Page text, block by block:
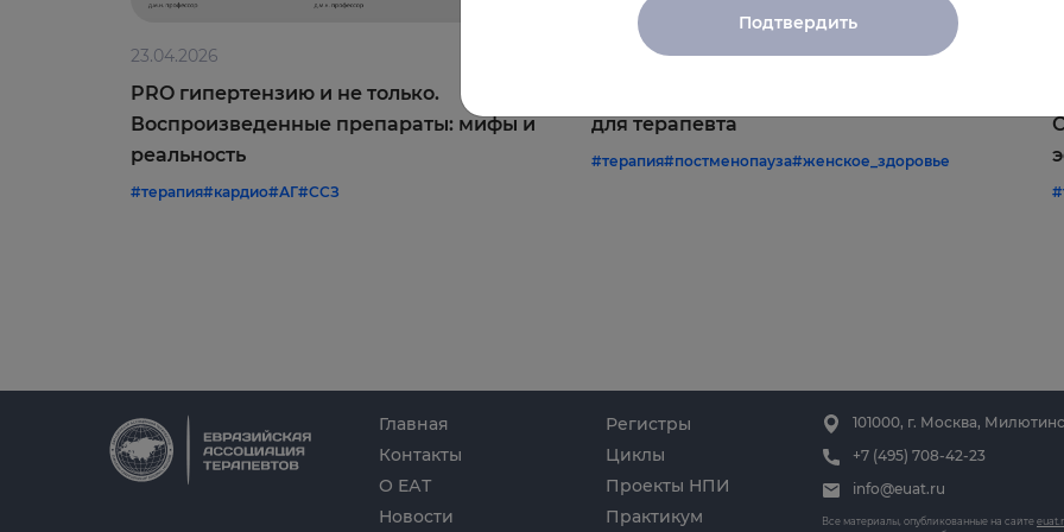
22.06.2026
для терапевта
#терапия#постменопауза#женское_здоровье
23.04.2026
PRO гипертензию и не только.
Воспроизведенные препараты: мифы и
реальность
#терапия#кардио#АГ#ССЗ
Главная
О ЕАТ
Новости
Циклы
Проекты НПИ
Практикум
Регистры
Контакты
101000, г. Москва,
+7 (495) 708-42-23
info@euat.ru
Все материалы, опубликованные на сайте
Подтвердить